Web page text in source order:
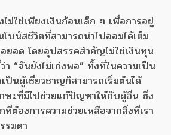
ไม่ใช่เพียงเงินก้อนเล็ก ๆ เพื่อการอยู่
บนัสชีวิตที่สามารถนำไปออมได้เต็ม
ยอด โดยอุปสรรคสำคัญไม่ใช่เงินทุน
“ฉันยังไม่เก่งพอ” ทั้งที่ในความเป็น
ป็นผู้เชี่ยวชาญก็สามารถเริ่มต้นได้
ษะที่มีไปช่วยแก้ปัญหาให้กับผู้อื่น ซึ่ง
ต้องการความช่วยเหลือจากสิ่งที่เรา
รมดา